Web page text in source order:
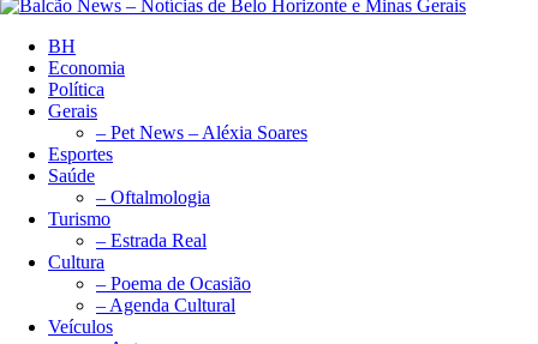
BH
Economia
Política
Gerais
– Pet News – Aléxia Soares
Esportes
Saúde
– Oftalmologia
Turismo
– Estrada Real
Cultura
– Poema de Ocasião
– Agenda Cultural
Veículos